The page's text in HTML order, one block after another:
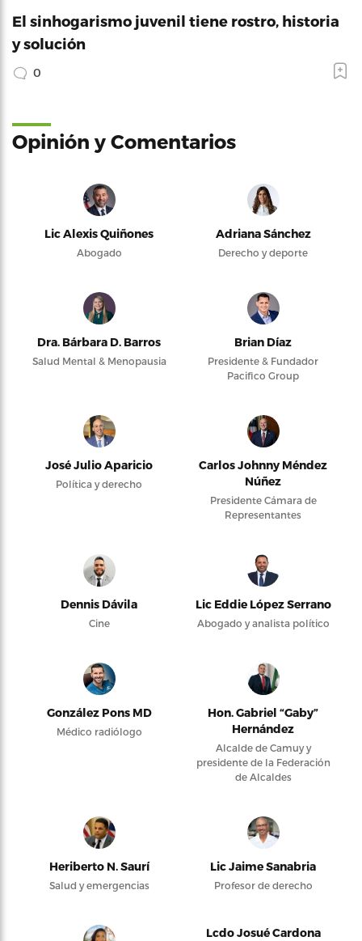
El sinhogarismo juvenil tiene rostro, historia
y solución
0
Opinión y Comentarios
Lic Alexis Quiñones
Abogado
Adriana Sánchez
Derecho y deporte
Dra. Bárbara D. Barros
Salud Mental & Menopausia
Brian Díaz
Presidente & Fundador
Pacifico Group
José Julio Aparicio
Política y derecho
Carlos Johnny Méndez
Núñez
Presidente Cámara de
Representantes
Dennis Dávila
Cine
Lic Eddie López Serrano
Abogado y analista político
González Pons MD
Médico radiólogo
Hon. Gabriel “Gaby”
Hernández
Alcalde de Camuy y
presidente de la Federación
de Alcaldes
Heriberto N. Saurí
Salud y emergencias
Lic Jaime Sanabria
Profesor de derecho
Lcdo Josué Cardona